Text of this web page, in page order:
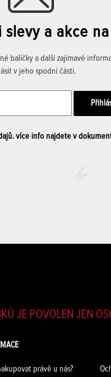
slevy a akce
balíčky a další zajímavé
v jeho spodní části.
více info najdete v
JE POVOLEN JEN
právě u nás?